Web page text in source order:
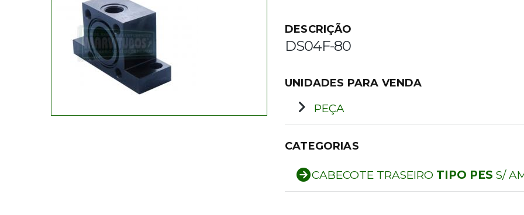
DESCRIÇÃO
DS04F-80
UNIDADES PARA VENDA
PEÇA
CATEGORIAS
CABECOTE TRASEIRO TIPO PES S/